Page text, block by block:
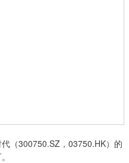
（300750.SZ，03750.HK）的